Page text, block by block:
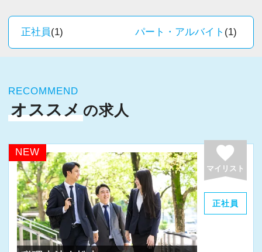
・税務経験を活かして成長したい方
・キャリアアップ志向のある方
・資産税など専門性を高めたい方
・将来的にマネジメントに関わりたい方
・事前に気軽な面談を実施
・仕事内容やキャリアを相談可
・ざっくばらんに質問OK
・納得後に選考へ進めます
・入社時期は柔軟に対応
・半年～1年の調整も可能
新しいチャレンジが沢山ありますので、飽きる
個人事務所ならではの自由な雰囲気で、気負い
なく業務に向かっています。
務を覚えていくことができます。
パソコン作業になりますので、目や脳が疲れた
ら、お茶やお菓子で糖分補給もしながら、作業
を進めています。
★入社後の仕事内容★
業務時間内は、事務所内スタッフともやりとり
正社員(1) パート・アルバイト (1)
RECOMMEND
オススメ の求人
NEW favorite
マイリスト
正社員